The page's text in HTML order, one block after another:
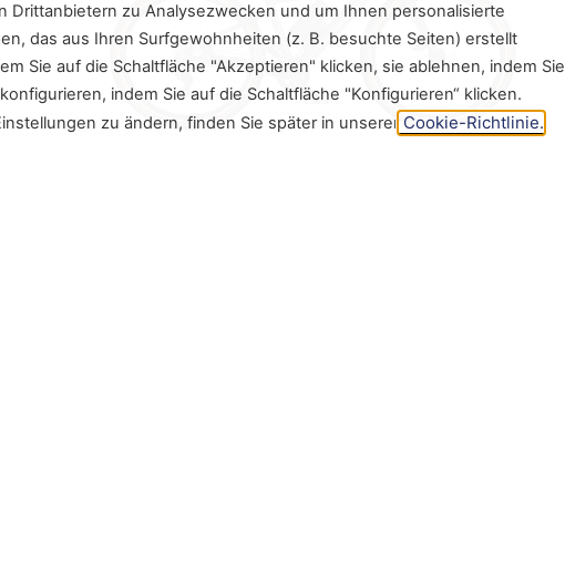
zu Analysezwecken und um Ihnen personalisierte
das aus Ihren Surfgewohnheiten (z. B. besuchte Seiten) erstellt
Sie auf die Schaltfläche "Akzeptieren" klicken, sie ablehnen, indem Sie
indem Sie auf die Schaltfläche "Konfigurieren“ klicken.
zu ändern, finden Sie später in unsererCookie-Richtlinie.